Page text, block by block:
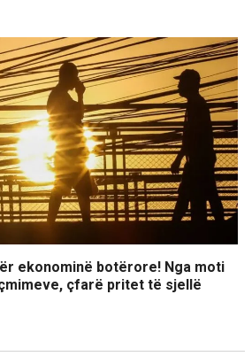
ekonominë botërore! Nga moti
çfarë pritet të sjellë